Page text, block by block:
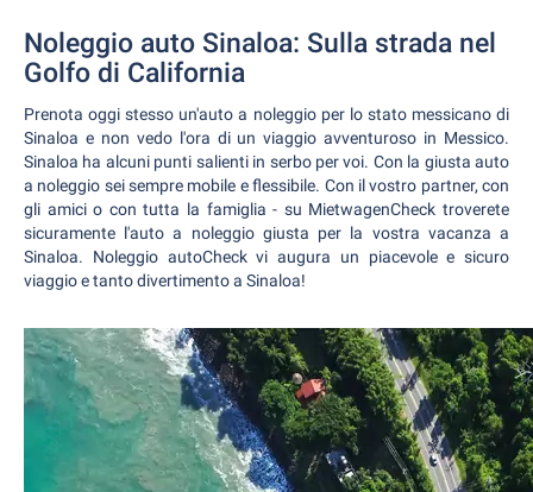
Noleggio auto Sinaloa: Sulla strada nel
Golfo di California
Prenota oggi stesso un'auto a noleggio per lo stato messicano di
Sinaloa e non vedo l'ora di un viaggio avventuroso in Messico.
Sinaloa ha alcuni punti salienti in serbo per voi. Con la giusta auto
a noleggio sei sempre mobile e flessibile. Con il vostro partner, con
gli amici o con tutta la famiglia - su MietwagenCheck troverete
sicuramente l'auto a noleggio giusta per la vostra vacanza a
Sinaloa. Noleggio autoCheck vi augura un piacevole e sicuro
viaggio e tanto divertimento a Sinaloa!